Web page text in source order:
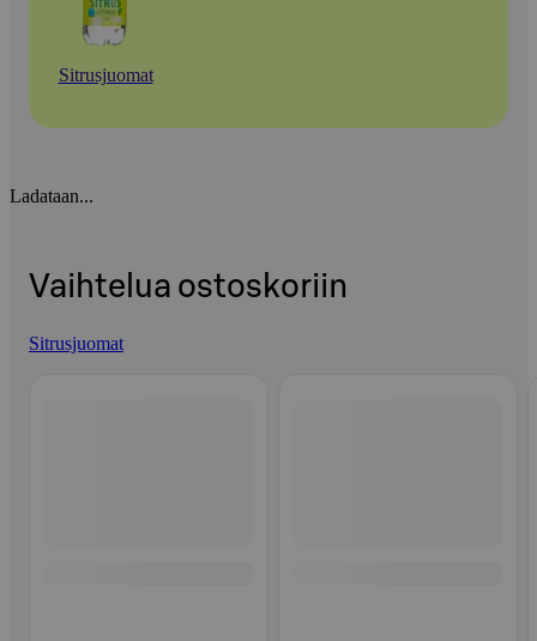
Sitrusjuomat
Ladataan...
Vaihtelua ostoskoriin
Sitrusjuomat